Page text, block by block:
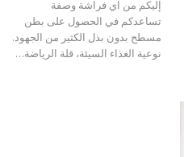
إليكم من آي فراشة وصفة
تساعدكم في الحصول على بطن
مسطح بدون بذل الكثير من الجهود.
نوعية الغذاء السيئة، قلة الرياضة…